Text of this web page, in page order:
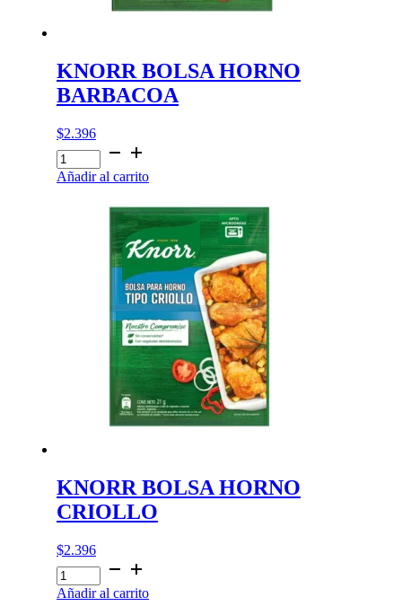
KNORR BOLSA HORNO
BARBACOA
$2.396
KNORR
BOLSA
HORNO
Añadir al carrito
KNORR BOLSA HORNO
CRIOLLO
$2.396
KNORR
BOLSA
HORNO
Añadir al carrito